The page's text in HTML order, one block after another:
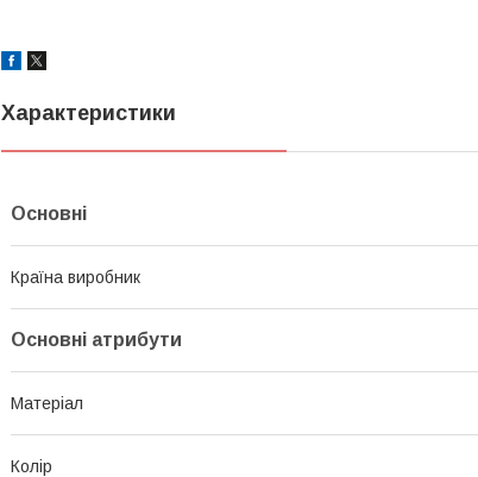
Характеристики
Основні
Країна виробник
Основні атрибути
Матеріал
Колір